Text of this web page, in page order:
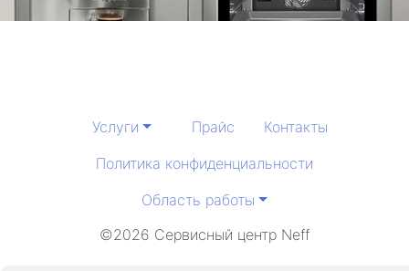
Услуги Прайс
Контакты
Политика конфиденциальности
Область работы
©2026 Сервисный центр Neff